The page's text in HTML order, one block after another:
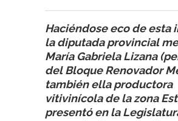
Haciéndose eco de esta
la diputada provincial
María Gabriela Lizana
del Bloque Renovador
también ella productora
vitivinícola de la zona
presentó en la